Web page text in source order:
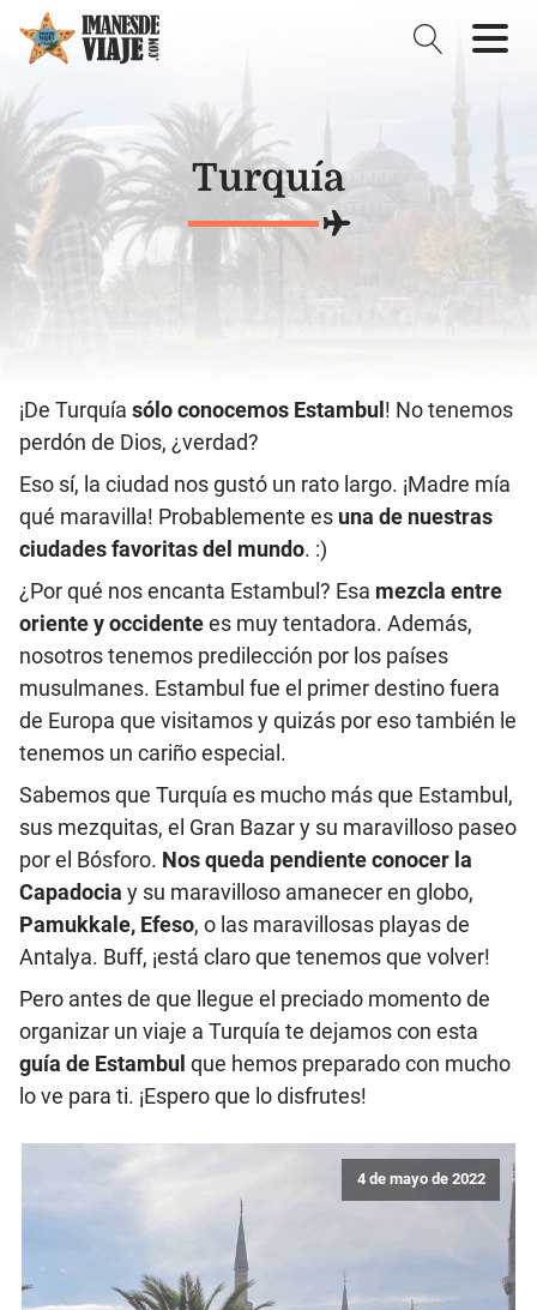
Turquía
¡De Turquía sólo conocemos Estambul ! No tenemos
perdón de Dios, ¿verdad?
Eso sí, la ciudad nos gustó un rato largo. ¡Madre mía
qué maravilla! Probablemente es una de nuestras
ciudades favoritas del mundo. :)
¿Por qué nos encanta Estambul? Esa mezcla entre
oriente y occidentees muy tentadora. Además,
nosotros tenemos predilección por los países
musulmanes. Estambul fue el primer destino fuera
de Europa que visitamos y quizás por eso también le
tenemos un cariño especial.
Sabemos que Turquía es mucho más que Estambul,
sus mezquitas, el Gran Bazar y su maravilloso paseo
por el Bósforo. Nos queda pendiente conocer la
Capadocia y su maravilloso amanecer en globo,
Pamukkale, Efeso, o las maravillosas playas de
Antalya. Buff, ¡está claro que tenemos que volver!
Pero antes de que llegue el preciado momento de
organizar un viaje a Turquía te dejamos con esta
guía de Estambul que hemos preparado con mucho
lo ve para ti. ¡Espero que lo disfrutes!
4 de mayo de 2022